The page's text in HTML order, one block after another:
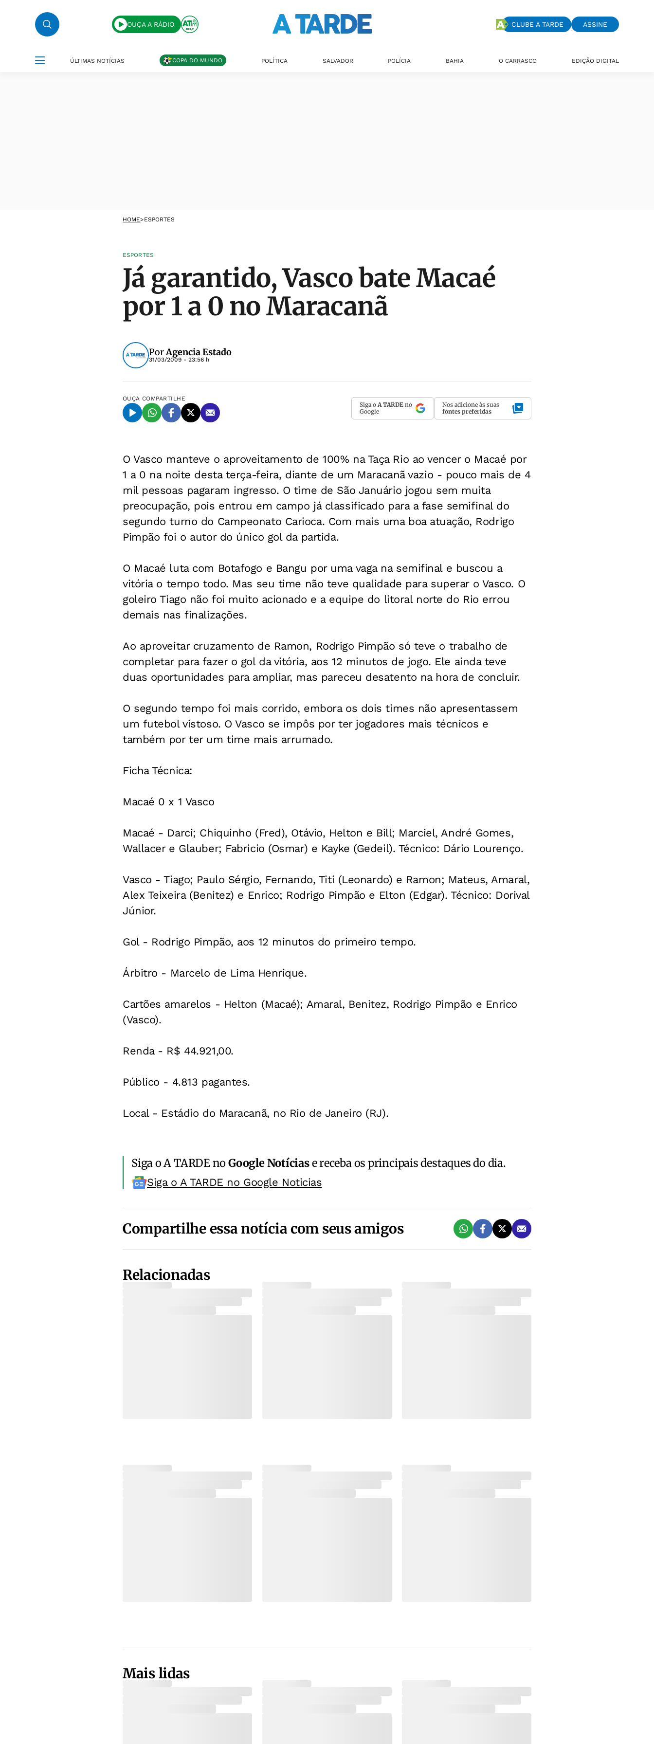
OUÇA A RÁDIO CLUBE A TARDE ASSINE
ÚLTIMAS NOTÍCIAS COPA DO MUNDO POLÍTICA SALVADOR POLÍCIA BAHIA O CARRASCO EDIÇÃO DIGITAL
HOME>ESPORTES
ESPORTES
Já garantido, Vasco bate Macaé
por 1 a 0 no Maracanã
PorAgencia Estado
31/03/2009 - 23:56 h
OUÇA COMPARTILHE
Siga o A TARDE no
Google
Nos adicione às suas
fontes preferidas
O Vasco manteve o aproveitamento de 100% na Taça Rio ao vencer o Macaé por
1 a 0 na noite desta terça-feira, diante de um Maracanã vazio - pouco mais de 4
mil pessoas pagaram ingresso. O time de São Januário jogou sem muita
preocupação, pois entrou em campo já classificado para a fase semifinal do
segundo turno do Campeonato Carioca. Com mais uma boa atuação, Rodrigo
Pimpão foi o autor do único gol da partida.
O Macaé luta com Botafogo e Bangu por uma vaga na semifinal e buscou a
vitória o tempo todo. Mas seu time não teve qualidade para superar o Vasco. O
goleiro Tiago não foi muito acionado e a equipe do litoral norte do Rio errou
demais nas finalizações.
Ao aproveitar cruzamento de Ramon, Rodrigo Pimpão só teve o trabalho de
completar para fazer o gol da vitória, aos 12 minutos de jogo. Ele ainda teve
duas oportunidades para ampliar, mas pareceu desatento na hora de concluir.
O segundo tempo foi mais corrido, embora os dois times não apresentassem
um futebol vistoso. O Vasco se impôs por ter jogadores mais técnicos e
também por ter um time mais arrumado.
Ficha Técnica:
Macaé 0 x 1 Vasco
Macaé - Darci; Chiquinho (Fred), Otávio, Helton e Bill; Marciel, André Gomes,
Wallacer e Glauber; Fabricio (Osmar) e Kayke (Gedeil). Técnico: Dário Lourenço.
Vasco - Tiago; Paulo Sérgio, Fernando, Titi (Leonardo) e Ramon; Mateus, Amaral,
Alex Teixeira (Benitez) e Enrico; Rodrigo Pimpão e Elton (Edgar). Técnico: Dorival
Júnior.
Gol - Rodrigo Pimpão, aos 12 minutos do primeiro tempo.
Árbitro - Marcelo de Lima Henrique.
Cartões amarelos - Helton (Macaé); Amaral, Benitez, Rodrigo Pimpão e Enrico
(Vasco).
Renda - R$ 44.921,00.
Público - 4.813 pagantes.
Local - Estádio do Maracanã, no Rio de Janeiro (RJ).
Siga o A TARDE noGoogle Notíciase receba os principais destaques do dia.
Siga o A TARDE no Google Noticias
Compartilhe essa notícia com seus amigos
Relacionadas
Mais lidas